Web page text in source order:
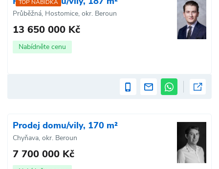
TOP NABÍDKA
Průběžná, Hostomice, okr. Beroun
13 650 000 Kč
Nabídněte cenu
Prodej domu/vily, 170 m²
Chyňava, okr. Beroun
7 700 000 Kč